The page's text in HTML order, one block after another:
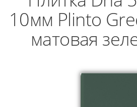
10мм Plinto
матовая